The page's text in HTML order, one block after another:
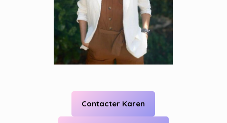
Contacter Karen